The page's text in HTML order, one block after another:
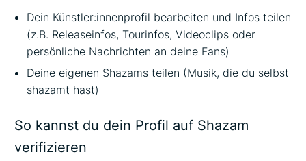
Dein Künstler:innenprofil bearbeiten und Infos teilen
(z.B. Releaseinfos, Tourinfos, Videoclips oder
persönliche Nachrichten an deine Fans)
Deine eigenen Shazams teilen (Musik, die du selbst
shazamt hast)
So kannst du dein Profil auf Shazam
verifizieren